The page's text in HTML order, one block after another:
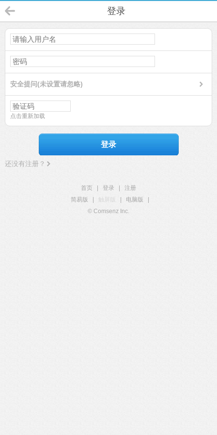
登录
安全提问(未设置请忽略)
点击重新加载
登录
还没有注册？
首页 登录
注册
简易版
触屏版 电脑版
© Comsenz Inc.